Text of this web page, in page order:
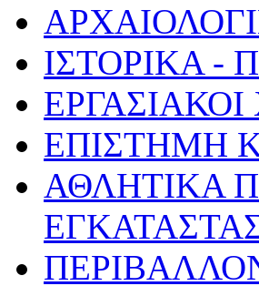
ΙΣΤΟΡΙΚΑ -
ΕΠΙΣΤΗΜΗ
ΑΘΛΗΤΙΚΑ